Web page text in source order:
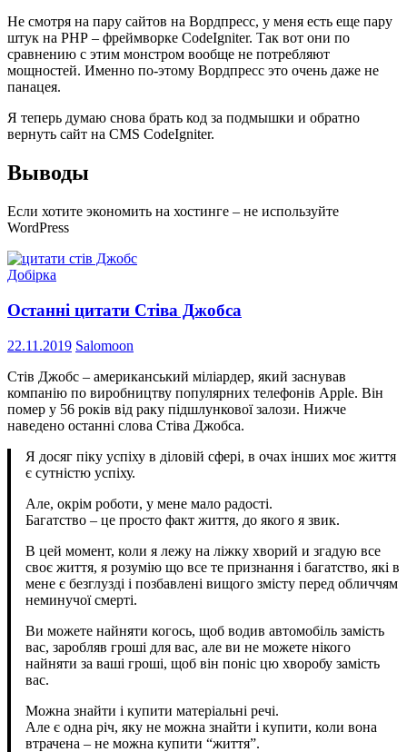
Не смотря на пару сайтов на Вордпресс, у меня есть еще пару
штук на РНР – фреймворке CodeIgniter. Так вот они по
сравнению с этим монстром вообще не потребляют
мощностей. Именно по-этому Вордпресс это очень даже не
панацея.
Я теперь думаю снова брать код за подмышки и обратно
вернуть сайт на CMS CodeIgniter.
Выводы
Если хотите экономить на хостинге – не используйте
WordPress
Добірка
Останні цитати Стіва Джобса
22.11.2019 Salomoon
Стів Джобс – американський міліардер, який заснував
компанію по виробництву популярних телефонів Apple. Він
помер у 56 років від раку підшлункової залози. Нижче
наведено останні слова Стіва Джобса.
Я досяг піку успіху в діловій сфері, в очах інших моє життя
є сутністю успіху.
Але, окрім роботи, у мене мало радості.
Багатство – це просто факт життя, до якого я звик.
В цей момент, коли я лежу на ліжку хворий и згадую все
своє життя, я розумію що все те признання і багатство, які в
мене є безглузді і позбавлені вищого змісту перед обличчям
неминучої смерті.
Ви можете найняти когось, щоб водив автомобіль замість
вас, заробляв гроші для вас, але ви не можете нікого
найняти за ваші гроші, щоб він поніс цю хворобу замість
вас.
Можна знайти і купити матеріальні речі.
Але є одна річ, яку не можна знайти і купити, коли вона
втрачена – не можна купити “життя”.